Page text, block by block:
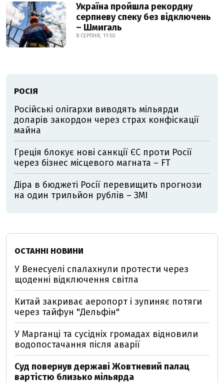
Україна пройшла рекордну
серпневу спеку без відключень
– Шмигаль
8 СЕРПНЯ, 11:50
РОСІЯ
Російські олігархи виводять мільярди
доларів закордон через страх конфіскації
майна
Греція блокує нові санкції ЄС проти Росії
через бізнес місцевого магната – FT
Діра в бюджеті Росії перевищить прогнози
на один трильйон рублів – ЗМІ
ОСТАННІ НОВИНИ
У Венесуелі спалахнули протести через
щоденні відключення світла
Китай закриває аеропорт і зупиняє потяги
через тайфун "Дельфін"
У Марганці та сусідніх громадах відновили
водопостачання після аварії
Суд повернув державі Жовтневий палац
вартістю близько мільярда